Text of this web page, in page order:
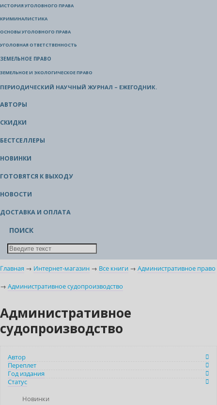
ИСТОРИЯ УГОЛОВНОГО ПРАВА
КРИМИНАЛИСТИКА
ОСНОВЫ УГОЛОВНОГО ПРАВА
УГОЛОВНАЯ ОТВЕТСТВЕННОСТЬ
ЗЕМЕЛЬНОЕ ПРАВО
ЗЕМЕЛЬНОЕ И ЭКОЛОГИЧЕСКОЕ ПРАВО
ПЕРИОДИЧЕСКИЙ НАУЧНЫЙ ЖУРНАЛ – ЕЖЕГОДНИК.
АВТОРЫ
СКИДКИ
БЕСТСЕЛЛЕРЫ
НОВИНКИ
ГОТОВЯТСЯ К ВЫХОДУ
НОВОСТИ
ДОСТАВКА И ОПЛАТА
ПОИСК
Главная → Интернет-магазин → Все книги → Административное право
→ Административное судопроизводство
Административное
судопроизводство
Автор
Переплет
Год издания
Статус
Новинки